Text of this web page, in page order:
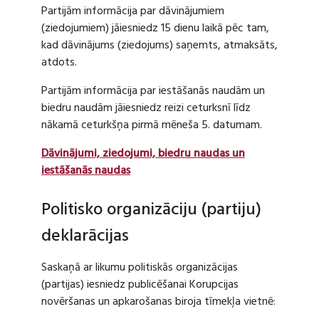
Partijām informācija par dāvinājumiem
(ziedojumiem) jāiesniedz 15 dienu laikā pēc tam,
kad dāvinājums (ziedojums) saņemts, atmaksāts,
atdots.
Partijām informācija par iestāšanās naudām un
biedru naudām jāiesniedz reizi ceturksnī līdz
nākamā ceturkšņa pirmā mēneša 5. datumam.
Dāvinājumi, ziedojumi, biedru naudas un
iestāšanās naudas
Politisko organizāciju (partiju)
deklarācijas
Saskaņā ar likumu politiskās organizācijas
(partijas) iesniedz publicēšanai Korupcijas
novēršanas un apkarošanas biroja tīmekļa vietnē: